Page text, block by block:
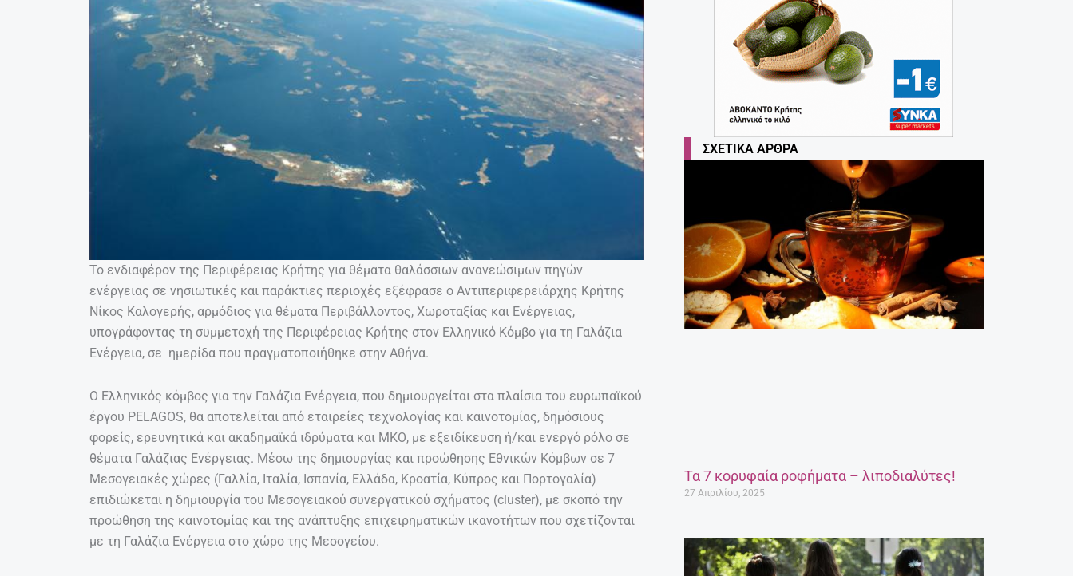
Το ενδιαφέρον της Περιφέρειας Κρήτης για θέματα θαλάσσιων ανανεώσιμων πηγών
ενέργειας σε νησιωτικές και παράκτιες περιοχές εξέφρασε ο Αντιπεριφερειάρχης Κρήτης
Νίκος Καλογερής, αρμόδιος για θέματα Περιβάλλοντος, Χωροταξίας και Ενέργειας,
υπογράφοντας τη συμμετοχή της Περιφέρειας Κρήτης στον Ελληνικό Κόμβο για τη Γαλάζια
Ενέργεια, σε ημερίδα που πραγματοποιήθηκε στην Αθήνα.
Ο Ελληνικός κόμβος για την Γαλάζια Ενέργεια, που δημιουργείται στα πλαίσια του ευρωπαϊκού
έργου PELAGOS, θα αποτελείται από εταιρείες τεχνολογίας και καινοτομίας, δημόσιους
φορείς, ερευνητικά και ακαδημαϊκά ιδρύματα και ΜΚΟ, με εξειδίκευση ή/και ενεργό ρόλο σε
θέματα Γαλάζιας Ενέργειας. Μέσω της δημιουργίας και προώθησης Εθνικών Κόμβων σε 7
Μεσογειακές χώρες (Γαλλία, Ιταλία, Ισπανία, Ελλάδα, Κροατία, Κύπρος και Πορτογαλία)
επιδιώκεται η δημιουργία του Μεσογειακού συνεργατικού σχήματος (cluster), με σκοπό την
προώθηση της καινοτομίας και της ανάπτυξης επιχειρηματικών ικανοτήτων που σχετίζονται
με τη Γαλάζια Ενέργεια στο χώρο της Μεσογείου.
ΣΧΕΤΙΚΆ ΆΡΘΡΑ
Τα 7 κορυφαία ροφήματα – λιποδιαλύτες!
27 Απριλίου, 2025